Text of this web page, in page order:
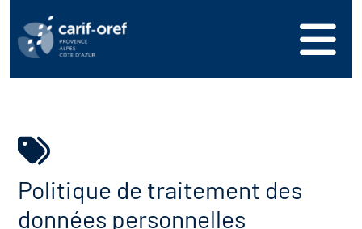
de l'offre de
en région
Partenariale de la
connecter
votre offre de
Politique de traitement des
données personnelles